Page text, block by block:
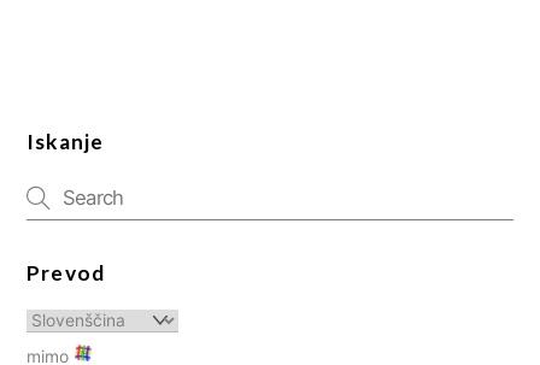
Iskanje
Prevod
mimo